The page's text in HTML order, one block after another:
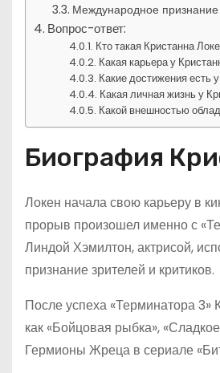
Международное признание
Вопрос-ответ:
Кто такая Кристанна
Какая карьера у
Какие достижения есть
Какая личная жизнь у
Какой внешностью
Биография
Локен начала свою карьеру в
прорыв произошел именно с
Линдой Хэмилтон, актрисой,
признание зрителей и критиков.
После успеха «Терминатора 3»
как «Бойцовая рыбка»,
Гермионы Жреца в сериале